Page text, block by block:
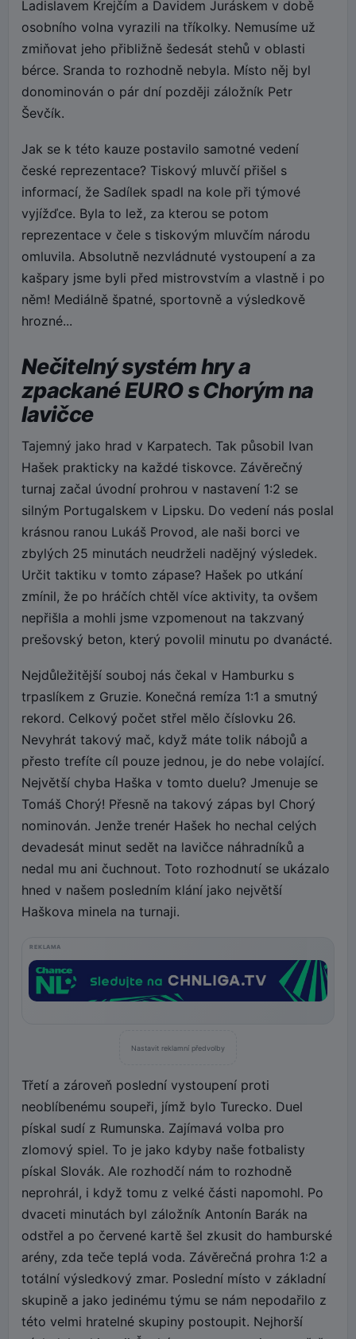
Ladislavem Krejčím a Davidem Juráskem v době
osobního volna vyrazili na tříkolky. Nemusíme už
zmiňovat jeho přibližně šedesát stehů v oblasti
bérce. Sranda to rozhodně nebyla. Místo něj byl
donominován o pár dní později záložník Petr
Ševčík.
Jak se k této kauze postavilo samotné vedení
české reprezentace? Tiskový mluvčí přišel s
informací, že Sadílek spadl na kole při týmové
vyjížďce. Byla to lež, za kterou se potom
reprezentace v čele s tiskovým mluvčím národu
omluvila. Absolutně nezvládnuté vystoupení a za
kašpary jsme byli před mistrovstvím a vlastně i po
něm! Mediálně špatné, sportovně a výsledkově
hrozné...
Nečitelný systém hry a
zpackané EURO s Chorým na
lavičce
Tajemný jako hrad v Karpatech. Tak působil Ivan
Hašek prakticky na každé tiskovce. Závěrečný
turnaj začal úvodní prohrou v nastavení 1:2 se
silným Portugalskem v Lipsku. Do vedení nás poslal
krásnou ranou Lukáš Provod, ale naši borci ve
zbylých 25 minutách neudrželi nadějný výsledek.
Určit taktiku v tomto zápase? Hašek po utkání
zmínil, že po hráčích chtěl více aktivity, ta ovšem
nepřišla a mohli jsme vzpomenout na takzvaný
prešovský beton, který povolil minutu po dvanácté.
Nejdůležitější souboj nás čekal v Hamburku s
trpaslíkem z Gruzie. Konečná remíza 1:1 a smutný
rekord. Celkový počet střel mělo číslovku 26.
Nevyhrát takový mač, když máte tolik nábojů a
přesto trefíte cíl pouze jednou, je do nebe volající.
Největší chyba Haška v tomto duelu? Jmenuje se
Tomáš Chorý! Přesně na takový zápas byl Chorý
nominován. Jenže trenér Hašek ho nechal celých
devadesát minut sedět na lavičce náhradníků a
nedal mu ani čuchnout. Toto rozhodnutí se ukázalo
hned v našem posledním klání jako největší
Haškova minela na turnaji.
REKLAMA
Nastavit reklamní předvolby
Třetí a zároveň poslední vystoupení proti
neoblíbenému soupeři, jímž bylo Turecko. Duel
pískal sudí z Rumunska. Zajímavá volba pro
zlomový spiel. To je jako kdyby naše fotbalisty
pískal Slovák. Ale rozhodčí nám to rozhodně
neprohrál, i když tomu z velké části napomohl. Po
dvaceti minutách byl záložník Antonín Barák na
odstřel a po červené kartě šel zkusit do hamburské
arény, zda teče teplá voda. Závěrečná prohra 1:2 a
totální výsledkový zmar. Poslední místo v základní
skupině a jako jedinému týmu se nám nepodařilo z
této velmi hratelné skupiny postoupit. Nejhorší